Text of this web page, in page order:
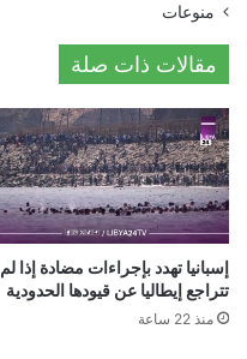
منوعات
مقالات ذات صلة
إسبانيا تهدد بإجراءات مضادة إذا لم
تتراجع إيطاليا عن قيودها الحدودية
منذ 22 ساعة